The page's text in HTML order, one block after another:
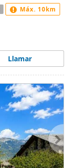
Llamar
Máx. 10km